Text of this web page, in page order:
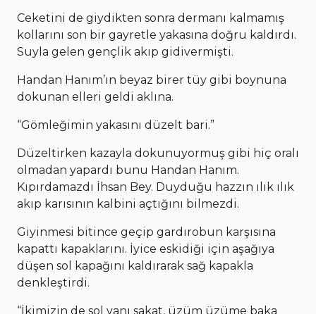
Ceketini de giydikten sonra dermanı kalmamış
kollarını son bir gayretle yakasına doğru kaldırdı.
Suyla gelen gençlik akıp gidivermişti.
Handan Hanım’ın beyaz birer tüy gibi boynuna
dokunan elleri geldi aklına.
“Gömleğimin yakasını düzelt bari.”
Düzeltirken kazayla dokunuyormuş gibi hiç oralı
olmadan yapardı bunu Handan Hanım.
Kıpırdamazdı İhsan Bey. Duyduğu hazzın ılık ılık
akıp karısının kalbini açtığını bilmezdi.
Giyinmesi bitince geçip gardırobun karşısına
kapattı kapaklarını. İyice eskidiği için aşağıya
düşen sol kapağını kaldırarak sağ kapakla
denkleştirdi.
“İkimizin de sol yanı sakat, üzüm üzüme baka